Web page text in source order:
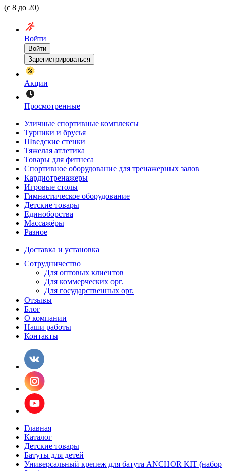
(с 8 до 20)
Войти
Войти
Зарегистрироваться
Акции
Просмотренные
Уличные спортивные комплексы
Турники и брусья
Шведские стенки
Тяжелая атлетика
Товары для фитнеса
Спортивное оборудование для тренажерных залов
Кардиотренажеры
Игровые столы
Гимнастическое оборудование
Детские товары
Единоборства
Массажёры
Разное
Доставка и установка
Сотрудничество
Для оптовых клиентов
Для коммерческих орг.
Для государственных орг.
Отзывы
Блог
О компании
Наши работы
Контакты
Главная
Каталог
Детские товары
Батуты для детей
Универсальный крепеж для батута ANCHOR KIT (набор